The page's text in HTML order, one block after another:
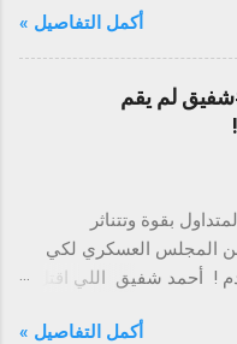
- ملف حقوق العمال
فايد بذهب مصر
لكل عمال منجم
السكري ؟ جبل السكري هو
عهد الفراعنة، وقد توقف
عام 1958 لانعدام الجدوى الاقتصادية
العروق الباقية بالنسبة
20 دولار للأوقية آنذاك. ومع ارتفاع
أكمل التفاصيل »
لم يقم
بقوة وتتناثر
المجلس العسكري لكي
! أحمد شفيق اللي اقتل
صدعنا أنصاره أنه بطل حرب الإستنزاف وحرب 73 !
أكمل التفاصيل »